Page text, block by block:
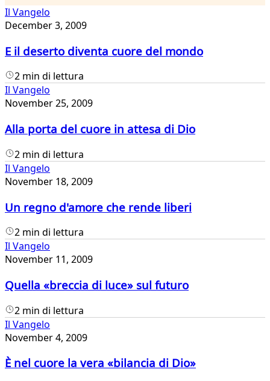
Il Vangelo
December 3, 2009
E il deserto diventa cuore del mondo
2 min di lettura
Il Vangelo
November 25, 2009
Alla porta del cuore in attesa di Dio
2 min di lettura
Il Vangelo
November 18, 2009
Un regno d'amore che rende liberi
2 min di lettura
Il Vangelo
November 11, 2009
Quella «breccia di luce» sul futuro
2 min di lettura
Il Vangelo
November 4, 2009
È nel cuore la vera «bilancia di Dio»